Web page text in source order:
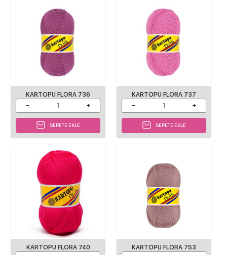
KARTOPU FLORA 736
SEPETE EKLE
KARTOPU FLORA 737
SEPETE EKLE
KARTOPU FLORA 740 KARTOPU FLORA 753